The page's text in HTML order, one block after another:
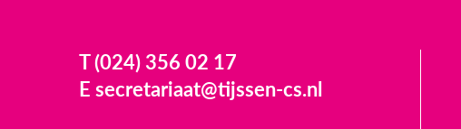
T (024) 356 02 17
E secretariaat@tijssen-cs.nl